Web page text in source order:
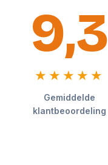
9,3
★★★★★
Gemiddelde
klantbeoordeling